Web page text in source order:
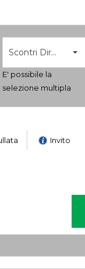
Scontri Diretti
E' possibile la
selezione multipla
Invito